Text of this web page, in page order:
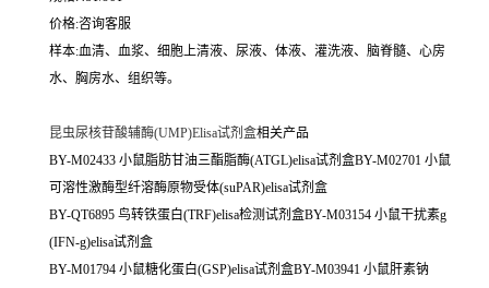
价格:咨询客服
样本:血清、血浆、细胞上清液、尿液、体液、灌洗液、脑脊髓、心房
水、胸房水、组织等。
昆虫尿核苷酸辅酶(UMP)Elisa试剂盒相关产品
BY-M02433 小鼠脂肪甘油三酯脂酶(ATGL)elisa试剂盒BY-M02701 小鼠
可溶性激酶型纤溶酶原物受体(suPAR)elisa试剂盒
BY-QT6895 鸟转铁蛋白(TRF)elisa检测试剂盒BY-M03154 小鼠干扰素g
(IFN-g)elisa试剂盒
BY-M01794 小鼠糖化蛋白(GSP)elisa试剂盒BY-M03941 小鼠肝素钠